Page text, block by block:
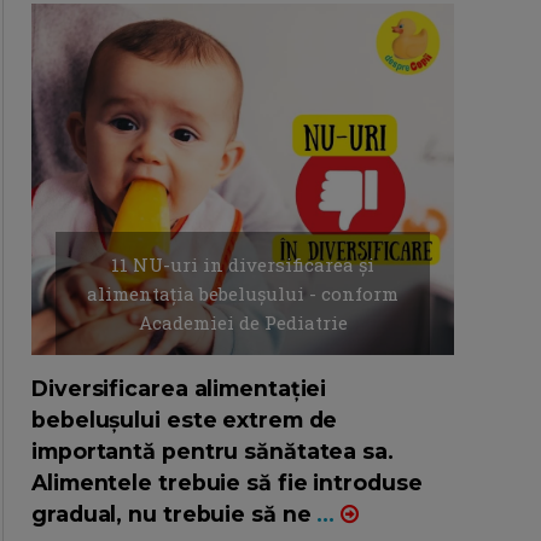
11 NU-uri in diversificarea și
alimentația bebelușului - conform
Academiei de Pediatrie
Diversificarea alimentației
bebelușului este extrem de
importantă pentru sănătatea sa.
Alimentele trebuie să fie introduse
gradual, nu trebuie să ne ...